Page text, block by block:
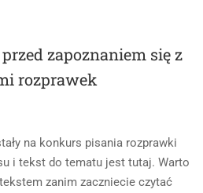
zapoznaniem się z
rozprawek
na konkurs pisania rozprawki
i tekst do tematu jest tutaj. Warto
zanim zaczniecie czytać